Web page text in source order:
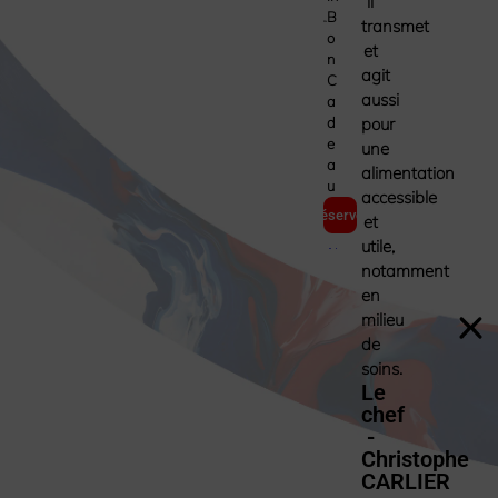
transmet
et
agit
aussi
pour
une
alimentation
accessible
et
utile,
notamment
en
milieu
de
soins.
Le
chef
-
Christophe
CARLIER
B
O
N
C
A
D
E
A
U
Réserver